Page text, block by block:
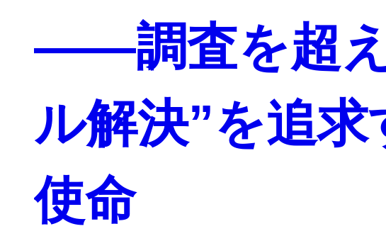
――調査を超
ル解決”を追
使命